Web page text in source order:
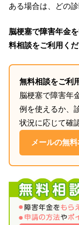
ある場合は、どの
脳梗塞で障害年金
料相談をご利用くだ
無料相談をご利
脳梗塞で障害年
例を使えるか、
状況に応じて確
メールの無